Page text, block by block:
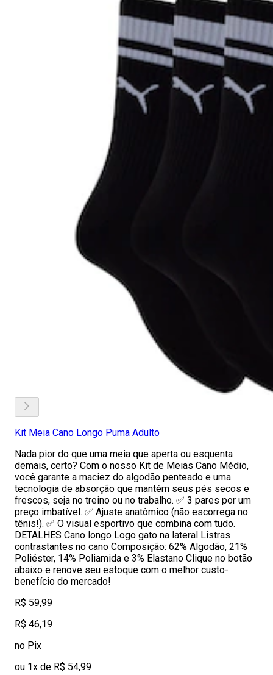
Kit Meia Cano Longo Puma Adulto
Nada pior do que uma meia que aperta ou esquenta
demais, certo? Com o nosso Kit de Meias Cano Médio,
você garante a maciez do algodão penteado e uma
tecnologia de absorção que mantém seus pés secos e
frescos, seja no treino ou no trabalho. ✅ 3 pares por um
preço imbatível. ✅ Ajuste anatômico (não escorrega no
tênis!). ✅ O visual esportivo que combina com tudo.
DETALHES Cano longo Logo gato na lateral Listras
contrastantes no cano Composição: 62% Algodão, 21%
Poliéster, 14% Poliamida e 3% Elastano Clique no botão
abaixo e renove seu estoque com o melhor custo-
benefício do mercado!
R$ 59,99
R$ 46,19
no Pix
ou 1x de R$ 54,99